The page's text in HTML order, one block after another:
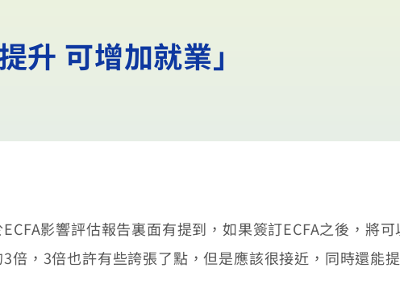
升 可增加就業」
影響評估報告裏面有提到，如果簽訂ECFA之後，將
倍，3倍也許有些誇張了點，但是應該很接近，同時還能